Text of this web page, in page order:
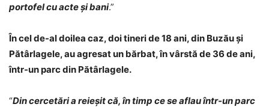
portofel cu acte și bani.”
În cel de-al doilea caz, doi tineri de 18 ani, din Buzău și
Pătârlagele, au agresat un bărbat, în vârstă de 36 de ani,
într-un parc din Pătârlagele.
“Din cercetări a reieșit că, în timp ce se aflau într-un parc